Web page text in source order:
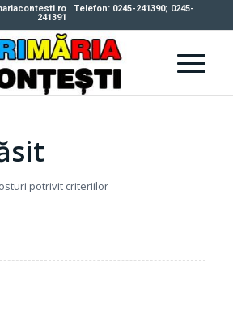
| Telefon: 0245-241390; 0245-
241391
potrivit criteriilor